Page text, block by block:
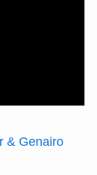
& Genairo